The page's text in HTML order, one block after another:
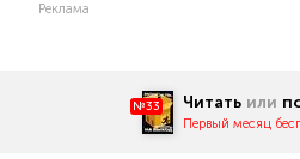
Реклама
№33 Читать или
Первый месяц